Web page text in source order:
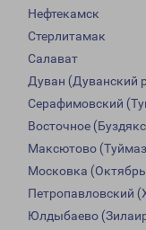
Нефтекамск
Стерлитамак
Салават
Дуван (Дуванский
Серафимовский
Восточное
Максютово
Московка
Петропавловский
Юлдыбаево